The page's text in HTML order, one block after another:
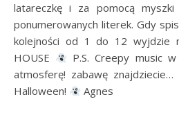
latareczkę i za pomocą myszki
ponumerowanych literek. Gdy
kolejności od 1 do 12 wyjdzie
HOUSE
P.S. Creepy music
atmosferę! zabawę
Halloween!
Agnes